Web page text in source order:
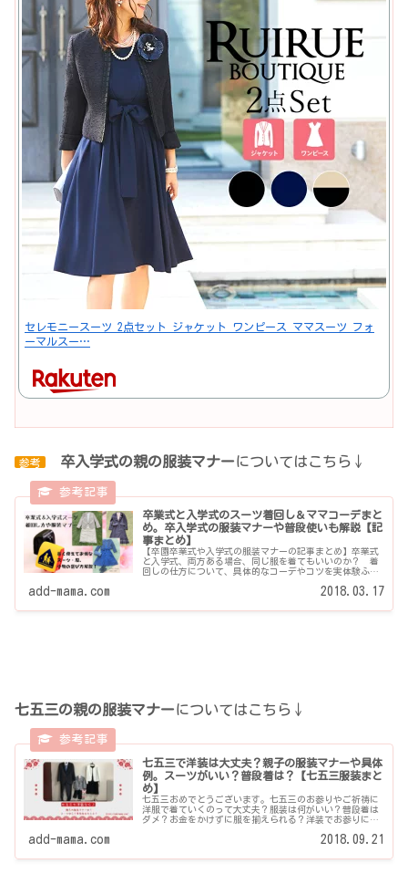
セレモニースーツ 2点セット ジャケット ワンピース ママスーツ フォ
ーマルスー…
参考 卒入学式の親の服装マナーについてはこちら↓
卒業式と入学式のスーツ着回し＆ママコーデまと
め。卒入学式の服装マナーや普段使いも解説【記
事まとめ】
【卒園卒業式や入学式の服装マナーの記事まとめ】卒業式
と入学式、両方ある場合、同じ服を着てもいいのか？ 着
回しの仕方について、具体的なコーデやコツを実体験ふま
add-mama.com 2018.03.17
七五三の親の服装マナーについてはこちら↓
七五三で洋装は大丈夫？親子の服装マナーや具体
例。スーツがいい？普段着は？【七五三服装まと
め】
七五三おめでとうございます。七五三のお参りやご祈祷に
洋服で着ていくのって大丈夫？服装は何がいい？普段着は
ダメ？お金をかけずに服を揃えられる？洋装でお参りにい
add-mama.com 2018.09.21